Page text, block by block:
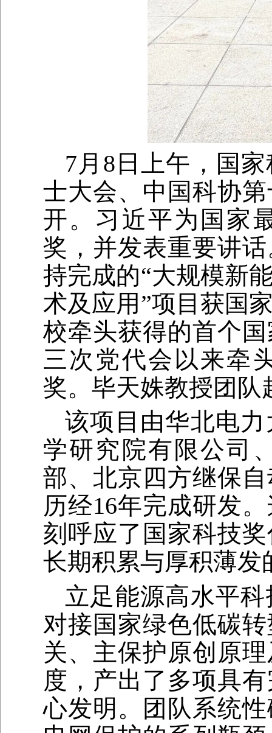
7月8日上午，国
士大会、中国科协
开。习近平为国家
奖，并发表重要讲
持完成的“大规模新
术及应用”项目获国
校牵头获得的首个
三次党代会以来牵
奖。毕天姝教授团队
该项目由华北电
学研究院有限公司
部、北京四方继保
历经16年完成研发
刻呼应了国家科技
长期积累与厚积薄发
立足能源高水平
对接国家绿色低碳
关、主保护原创原
度，产出了多项具
心发明。团队系统